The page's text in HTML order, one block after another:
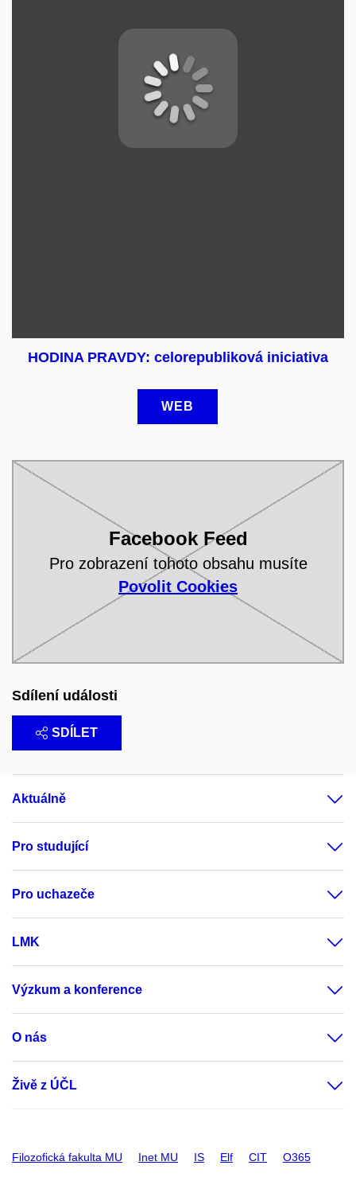
HODINA PRAVDY: celorepubliková iniciativa
WEB
Facebook Feed
Pro zobrazení tohoto obsahu musíte
Povolit Cookies
Sdílení události
SDÍLET
Aktuálně
Pro studující
Pro uchazeče
LMK
Výzkum a konference
O nás
Živě z ÚČL
Filozofická fakulta MU Inet MU IS Elf CIT O365